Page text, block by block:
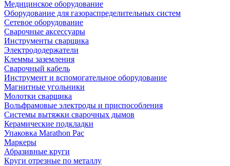
Медицинское оборудование
Оборудование для газораспределительных систем
Сетевое оборудование
Сварочные аксессуары
Инструменты сварщика
Электрододержатели
Клеммы заземления
Сварочный кабель
Инструмент и вспомогательное оборудование
Магнитные угольники
Молотки сварщика
Вольфрамовые электроды и приспособления
Системы вытяжки сварочных дымов
Керамические подкладки
Упаковка Marathon Pac
Маркеры
Абразивные круги
Круги отрезные по металлу